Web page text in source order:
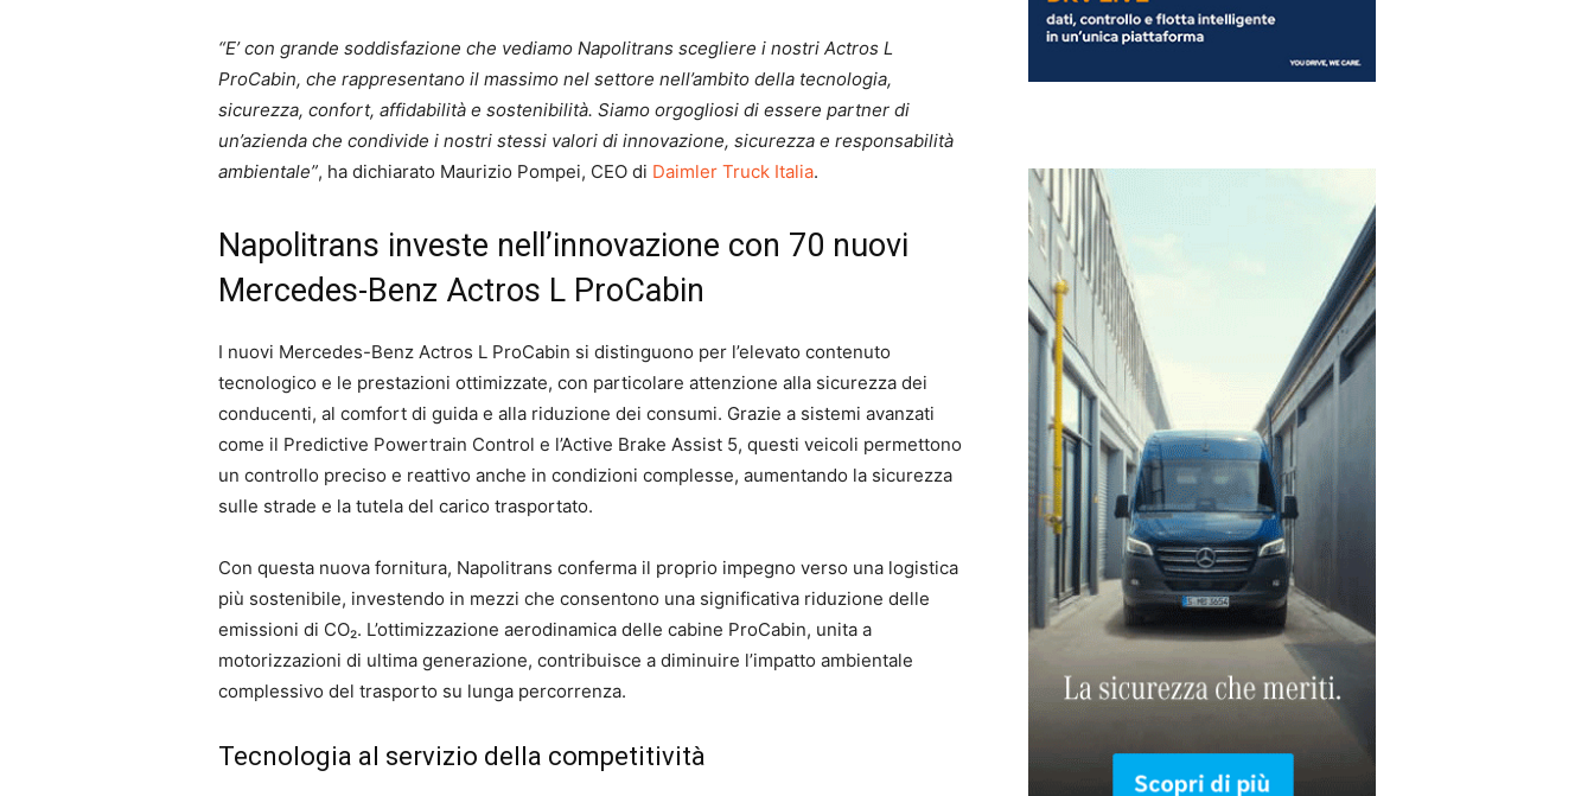
“E’ con grande soddisfazione che vediamo Napolitrans scegliere i nostri Actros L
ProCabin, che rappresentano il massimo nel settore nell’ambito della tecnologia,
sicurezza, confort, affidabilità e sostenibilità. Siamo orgogliosi di essere partner di
un’azienda che condivide i nostri stessi valori di innovazione, sicurezza e responsabilità
ambientale”, ha dichiarato Maurizio Pompei, CEO di Daimler Truck Italia.
Napolitrans investe nell’innovazione con 70 nuovi
Mercedes-Benz Actros L ProCabin
I nuovi Mercedes-Benz Actros L ProCabin si distinguono per l’elevato contenuto
tecnologico e le prestazioni ottimizzate, con particolare attenzione alla sicurezza dei
conducenti, al comfort di guida e alla riduzione dei consumi. Grazie a sistemi avanzati
come il Predictive Powertrain Control e l’Active Brake Assist 5, questi veicoli permettono
un controllo preciso e reattivo anche in condizioni complesse, aumentando la sicurezza
sulle strade e la tutela del carico trasportato.
Con questa nuova fornitura, Napolitrans conferma il proprio impegno verso una logistica
più sostenibile, investendo in mezzi che consentono una significativa riduzione delle
emissioni di CO₂. L’ottimizzazione aerodinamica delle cabine ProCabin, unita a
motorizzazioni di ultima generazione, contribuisce a diminuire l’impatto ambientale
complessivo del trasporto su lunga percorrenza.
Tecnologia al servizio della competitività